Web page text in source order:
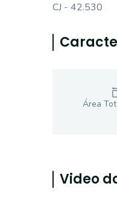
CJ - 42.530
Área
Video